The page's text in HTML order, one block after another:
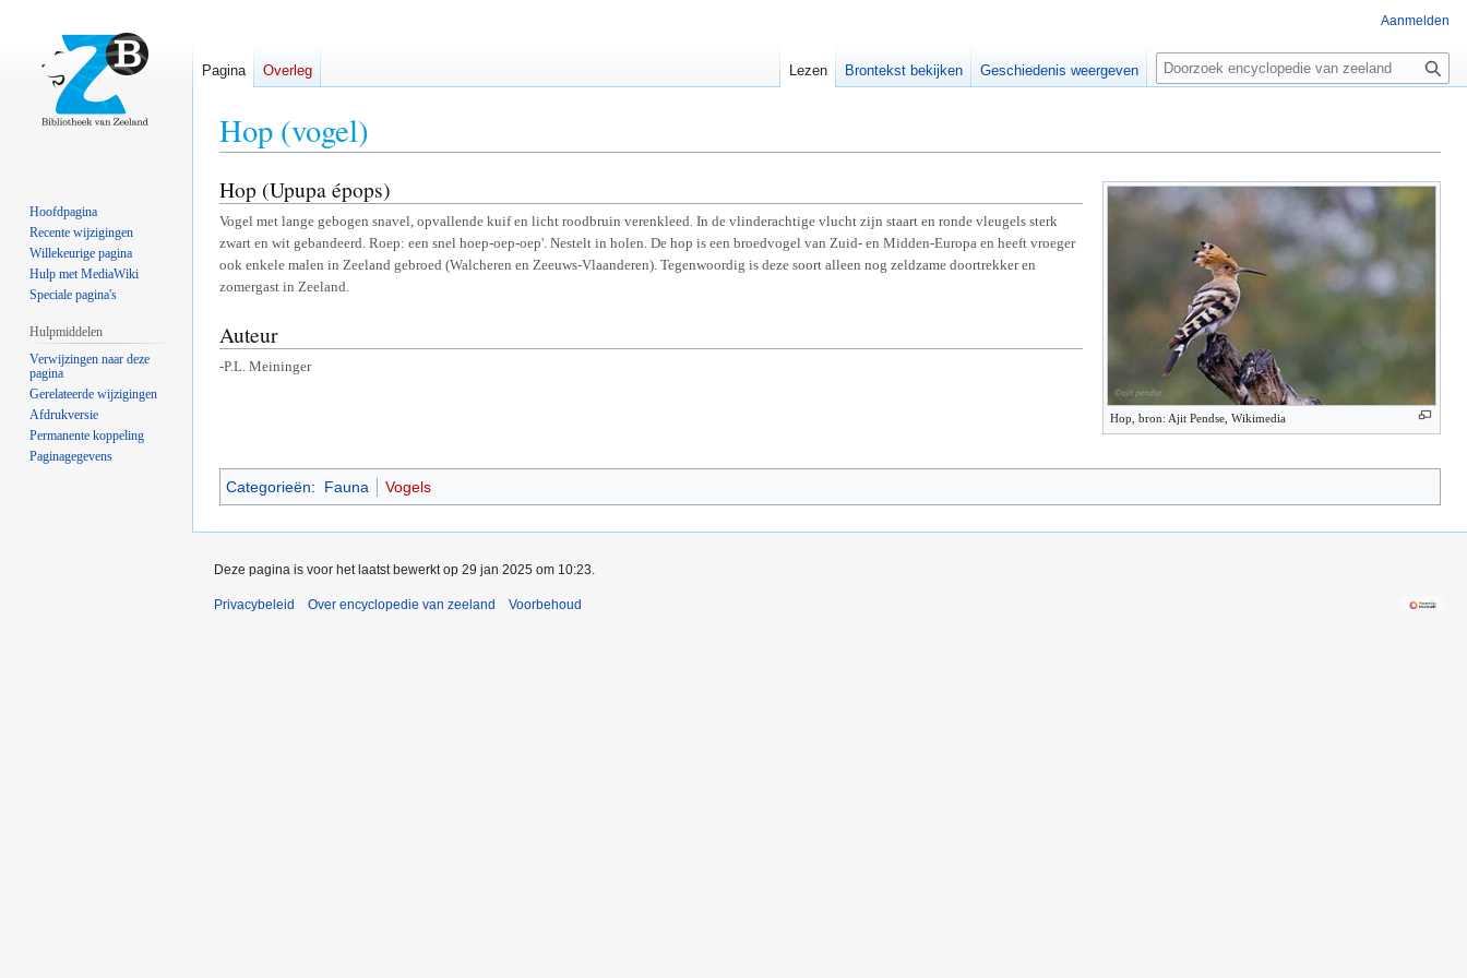
Hop (vogel)
Naar
navigatie
springen
Naar
zoeken
springen
Hop, bron: Ajit Pendse, Wikimedia
Hop (Upupa épops)
Vogel met lange gebogen snavel, opvallende kuif en licht roodbruin verenkleed. In de vlinderachtige vlucht zijn staart en ronde vleugels sterk
zwart en wit gebandeerd. Roep: een snel hoep-oep-oep'. Nestelt in holen. De hop is een broedvogel van Zuid- en Midden-Europa en heeft vroeger
ook enkele malen in Zeeland gebroed (Walcheren en Zeeuws-Vlaanderen). Tegenwoordig is deze soort alleen nog zeldzame doortrekker en
zomergast in Zeeland.
Auteur
-P.L. Meininger
Categorieën: Fauna Vogels
Aanmelden
Pagina Overleg Lezen Brontekst bekijken Geschiedenis weergeven
Z
e
Hoofdpagina
Recente wijzigingen
Willekeurige pagina
Hulp met MediaWiki
Speciale pagina's
Hulpmiddelen
Verwijzingen naar deze
pagina
Gerelateerde wijzigingen
Afdrukversie
Permanente koppeling
Paginagegevens
Deze pagina is voor het laatst bewerkt op 29 jan 2025 om 10:23.
Privacybeleid Over encyclopedie van zeeland Voorbehoud